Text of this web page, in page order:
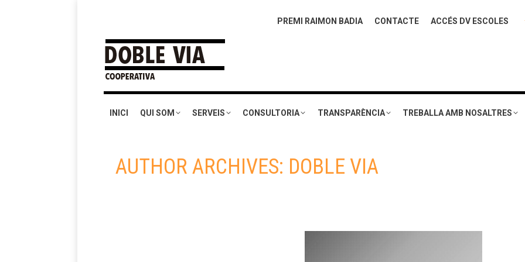
PREMI RAIMON BADIA CONTACTE ACCÉS DV ESCOLES
INICI QUI SOM SERVEIS CONSULTORIA TRANSPARÈNCIA TREBALLA AMB NOSALTRES
AUTHOR ARCHIVES: DOBLE VIA